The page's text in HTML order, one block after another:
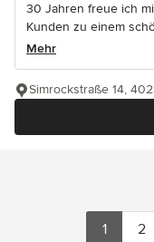
30 Jahren freue ich
Kunden zu einem
Mehr
Simrockstraße 14,
1 2